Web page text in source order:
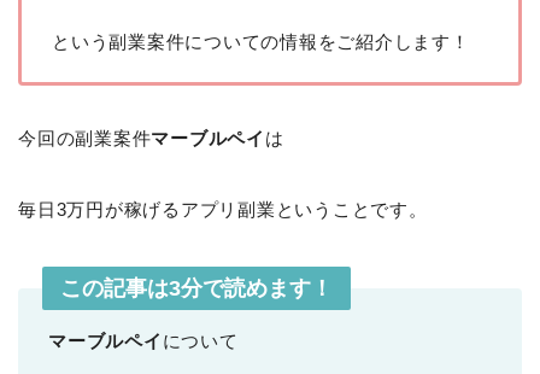
という副業案件についての情報をご紹介します！
今回の副業案件マーブルペイ は
毎日3万円が稼げるアプリ副業ということです。
この記事は3分で読めます！
マーブルペイ について